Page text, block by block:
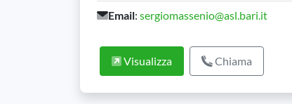
Email: sergiomassenio@asl.bari.it
Visualizza Chiama